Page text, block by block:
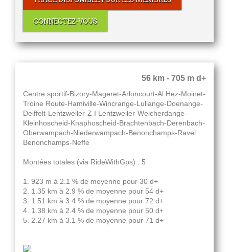
CONNECTEZ-VOUS
56 km - 705 m d+
Centre sportif-Bizory-Mageret-Arloncourt-Al Hez-Moinet-
Troine Route-Hamiville-Wincrange-Lullange-Doenange-
Deiffelt-Lentzweiler-Z I Lentzweiler-Weicherdange-
Kleinhoscheid-Knaphoscheid-Brachtenbach-Derenbach-
Oberwampach-Niederwampach-Benonchamps-Ravel
Benonchamps-Neffe
Montées totales (via RideWithGps) : 5
1. 923 m à 2.1 % de moyenne pour 30 d+
2. 1.35 km à 2.9 % de moyenne pour 54 d+
3. 1.51 km à 3.4 % de moyenne pour 72 d+
4. 1.38 km à 2.4 % de moyenne pour 50 d+
5. 2.27 km à 3.1 % de moyenne pour 71 d+